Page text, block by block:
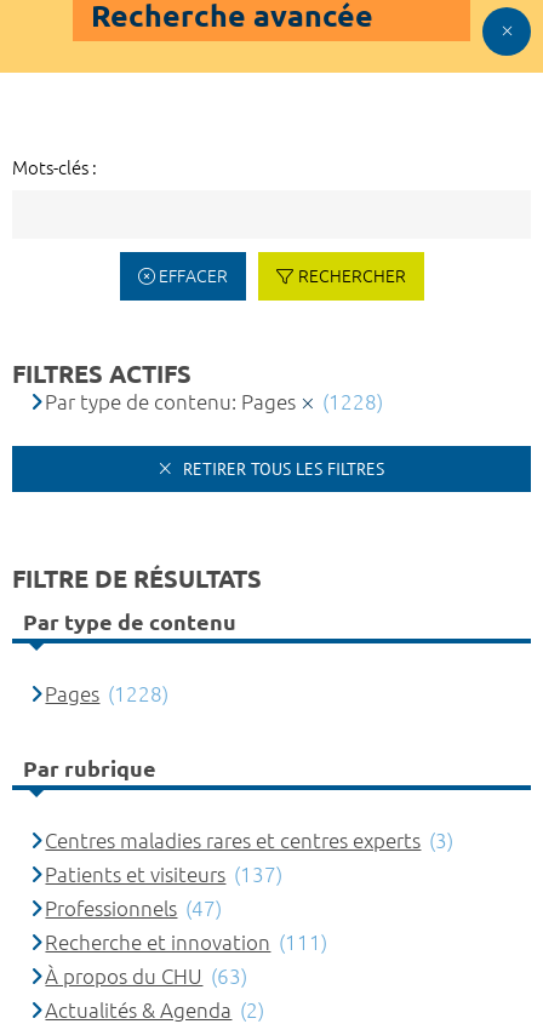
Recherche avancée
Mots-clés :
EFFACER RECHERCHER
FILTRES ACTIFS
Par type de contenu: Pages (1228)
RETIRER TOUS LES FILTRES
FILTRE DE RÉSULTATS
Par type de contenu
Pages (1228)
Par rubrique
Centres maladies rares et centres experts (3)
Patients et visiteurs (137)
Professionnels (47)
Recherche et innovation (111)
À propos du CHU (63)
Actualités & Agenda (2)